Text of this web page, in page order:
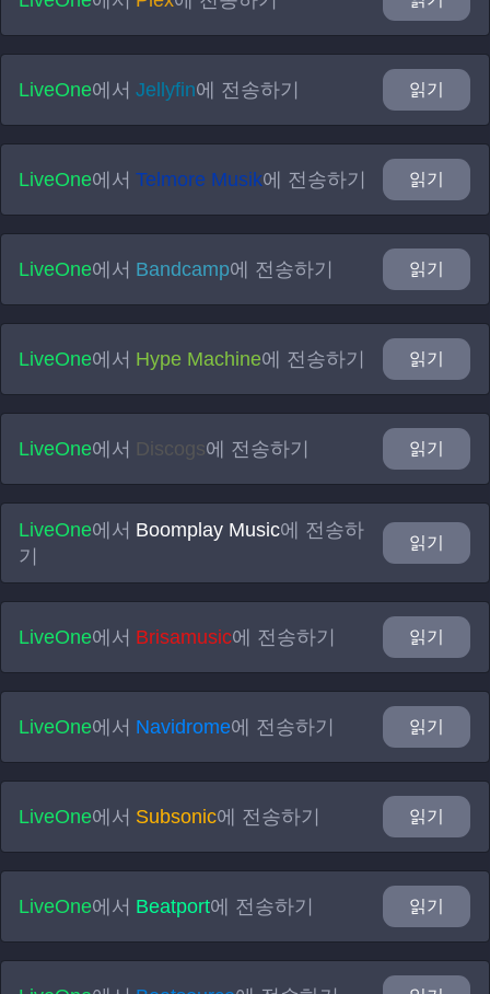
LiveOne에서Jellyfin에 전송하기 읽기
LiveOne에서Telmore Musik에 전송하기 읽기
LiveOne에서 Bandcamp에 전송하기 읽기
LiveOne에서 Hype Machine에 전송하기 읽기
LiveOne에서 Discogs에 전송하기 읽기
LiveOne에서 Boomplay Music에 전송하
기
읽기
LiveOne에서 Brisamusic에 전송하기 읽기
LiveOne에서 Navidrome에 전송하기 읽기
LiveOne에서 Subsonic에 전송하기 읽기
LiveOne에서 Beatport에 전송하기 읽기